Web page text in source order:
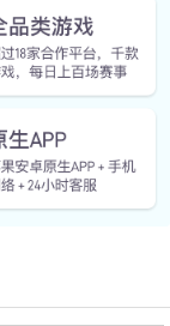
检查，
查看详情
依据
馆、电
火系统
。那么
据来确